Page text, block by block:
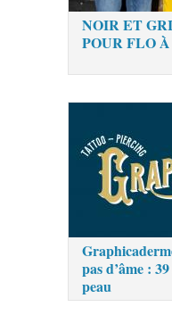
NOIR ET
POUR FLO
pas d’âme :
peau